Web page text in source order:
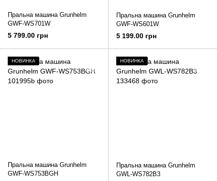
Пральна машина Grunhelm
GWF-WS701W
5 799.00 грн
Пральна машина Grunhelm
GWF-WS601W
5 199.00 грн
НОВИНКА
Пральна машина Grunhelm
GWF-WS753BGH
НОВИНКА
Пральна машина Grunhelm
GWL-WS782B3